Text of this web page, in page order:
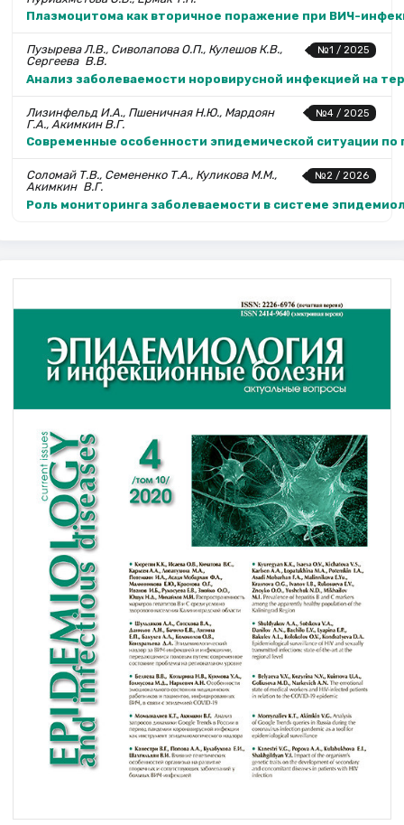
Плазмоцитома как вторичное поражение при ВИЧ-
№1 / 2025
Пузырева Л.В., Сиволапова О.П., Кулешов К.В.,
Сергеева В.В.
Анализ заболеваемости норовирусной инфекцией на
№4 / 2025
Лизинфельд И.А., Пшеничная Н.Ю., Мардоян
Г.А., Акимкин В.Г.
Современные особенности эпиде­мической ситуации
№2 / 2026
Соломай Т.В., Семененко Т.А., Куликова М.М.,
Аким­кин В.Г.
Роль мониторинга заболеваемости в системе